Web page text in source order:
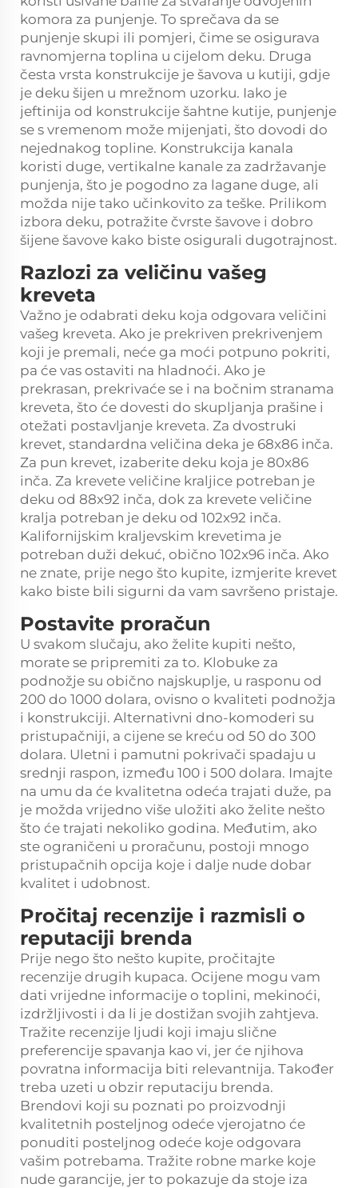
komora za punjenje. To sprečava da se
punjenje skupi ili pomjeri, čime se osigurava
ravnomjerna toplina u cijelom deku. Druga
česta vrsta konstrukcije je šavova u kutiji, gdje
je deku šijen u mrežnom uzorku. Iako je
jeftinija od konstrukcije šahtne kutije, punjenje
se s vremenom može mijenjati, što dovodi do
nejednakog topline. Konstrukcija kanala
koristi duge, vertikalne kanale za zadržavanje
punjenja, što je pogodno za lagane duge, ali
možda nije tako učinkovito za teške. Prilikom
izbora deku, potražite čvrste šavove i dobro
šijene šavove kako biste osigurali dugotrajnost.
Razlozi za veličinu vašeg
kreveta
Važno je odabrati deku koja odgovara veličini
vašeg kreveta. Ako je prekriven prekrivenjem
koji je premali, neće ga moći potpuno pokriti,
pa će vas ostaviti na hladnoći. Ako je
prekrasan, prekrivaće se i na bočnim stranama
kreveta, što će dovesti do skupljanja prašine i
otežati postavljanje kreveta. Za dvostruki
krevet, standardna veličina deka je 68x86 inča.
Za pun krevet, izaberite deku koja je 80x86
inča. Za krevete veličine kraljice potreban je
deku od 88x92 inča, dok za krevete veličine
kralja potreban je deku od 102x92 inča.
Kalifornijskim kraljevskim krevetima je
potreban duži dekuć, obično 102x96 inča. Ako
ne znate, prije nego što kupite, izmjerite krevet
kako biste bili sigurni da vam savršeno pristaje.
Postavite proračun
U svakom slučaju, ako želite kupiti nešto,
morate se pripremiti za to. Klobuke za
podnožje su obično najskuplje, u rasponu od
200 do 1000 dolara, ovisno o kvaliteti podnožja
i konstrukciji. Alternativni dno-komoderi su
pristupačniji, a cijene se kreću od 50 do 300
dolara. Uletni i pamutni pokrivači spadaju u
srednji raspon, između 100 i 500 dolara. Imajte
na umu da će kvalitetna odeća trajati duže, pa
je možda vrijedno više uložiti ako želite nešto
što će trajati nekoliko godina. Međutim, ako
ste ograničeni u proračunu, postoji mnogo
pristupačnih opcija koje i dalje nude dobar
kvalitet i udobnost.
Pročitaj recenzije i razmisli o
reputaciji brenda
Prije nego što nešto kupite, pročitajte
recenzije drugih kupaca. Ocijene mogu vam
dati vrijedne informacije o toplini, mekinoći,
izdržljivosti i da li je dostižan svojih zahtjeva.
Tražite recenzije ljudi koji imaju slične
preferencije spavanja kao vi, jer će njihova
povratna informacija biti relevantnija. Također
treba uzeti u obzir reputaciju brenda.
Brendovi koji su poznati po proizvodnji
kvalitetnih posteljnog odeće vjerojatno će
ponuditi posteljnog odeće koje odgovara
vašim potrebama. Tražite robne marke koje
nude garancije, jer to pokazuje da stoje iza